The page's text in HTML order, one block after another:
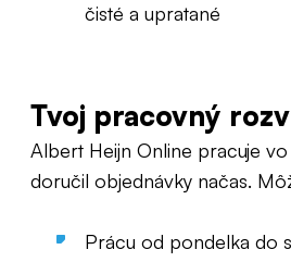
čisté a upratané
Tvoj pracovný
Albert Heijn Online pracuje
doručil objednávky načas.
Prácu od pondelka do